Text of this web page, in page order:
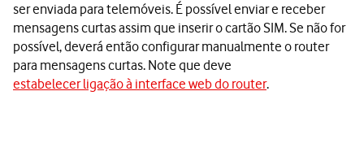
ser enviada para telemóveis. É possível enviar e receber
mensagens curtas assim que inserir o cartão SIM. Se não for
possível, deverá então configurar manualmente o router
para mensagens curtas. Note que deve
estabelecer ligação à interface web do router.